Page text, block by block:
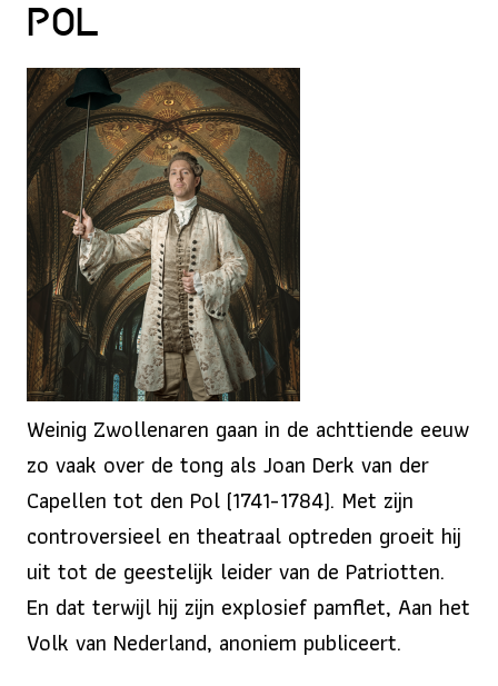
Pol
Weinig Zwollenaren gaan in de achttiende eeuw
zo vaak over de tong als Joan Derk van der
Capellen tot den Pol (1741-1784). Met zijn
controversieel en theatraal optreden groeit hij
uit tot de geestelijk leider van de Patriotten.
En dat terwijl hij zijn explosief pamflet, Aan het
Volk van Nederland, anoniem publiceert.